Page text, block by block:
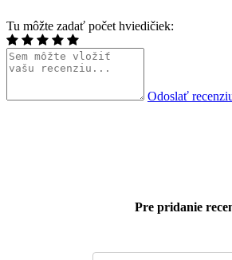
Tu môžte zadať počet hviedičiek:
Odoslať
Pre pridanie